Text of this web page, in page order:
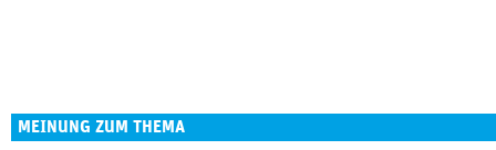
MEINUNG ZUM THEMA